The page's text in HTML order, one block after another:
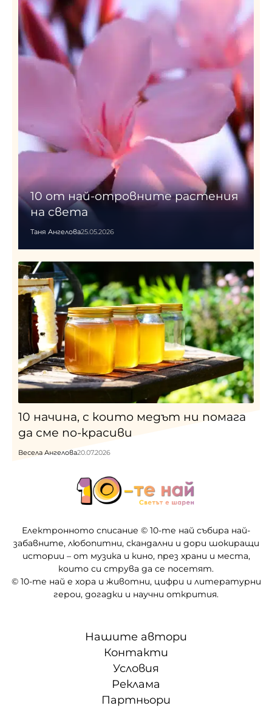
10 от най-отровните растения
на света
Таня Ангелова25.05.2026
10 начина, с които медът ни помага
да сме по-красиви
Весела Ангелова20.07.2026
Електронното списание © 10-те най събира най-
забавните, любопитни, скандални и дори шокиращи
истории – от музика и кино, през храни и места,
които си струва да се посетят.
© 10-те най е хора и животни, цифри и литературни
герои, догадки и научни открития.
Нашите автори
Контакти
Условия
Реклама
Партньори